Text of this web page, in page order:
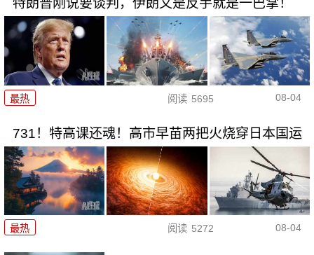
特朗普刚说要谈判，伊朗又是反手就是一巴掌！
最热 阅读 5695 08-04
731！特高课还魂！高市早苗两把火烧穿日本国运
最热 阅读 5272 08-04